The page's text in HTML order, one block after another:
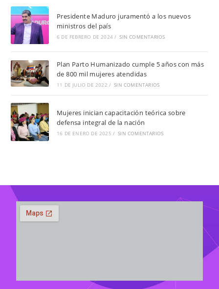
Presidente Maduro juramentó a los nuevos
ministros del país
6 DE FEBRERO DE 2024 / SIN COMENTARIOS
Plan Parto Humanizado cumple 5 años con más
de 800 mil mujeres atendidas
11 DE JULIO DE 2022 / SIN COMENTARIOS
Mujeres inician capacitación teórica sobre
defensa integral de la nación
16 DE ENERO DE 2025 / SIN COMENTARIOS